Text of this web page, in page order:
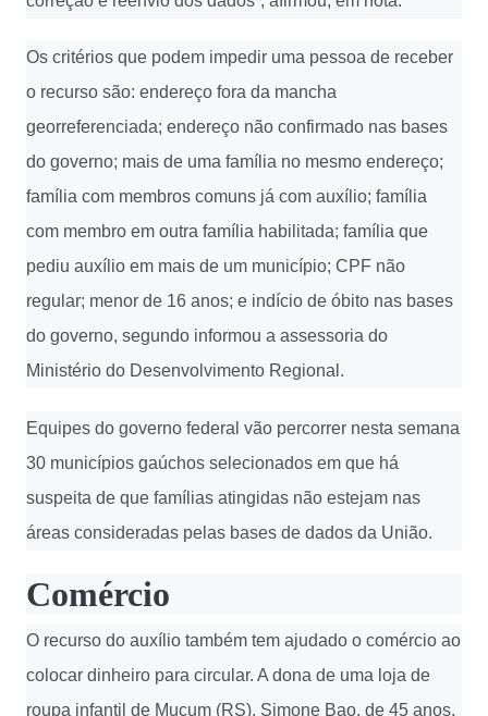
Os critérios que podem impedir uma pessoa de receber
o recurso são: endereço fora da mancha
georreferenciada; endereço não confirmado nas bases
do governo; mais de uma família no mesmo endereço;
família com membros comuns já com auxílio; família
com membro em outra família habilitada; família que
pediu auxílio em mais de um município; CPF não
regular; menor de 16 anos; e indício de óbito nas bases
do governo, segundo informou a assessoria do
Ministério do Desenvolvimento Regional.
Equipes do governo federal vão percorrer nesta semana
30 municípios gaúchos selecionados em que há
suspeita de que famílias atingidas não estejam nas
áreas consideradas pelas bases de dados da União.
Comércio
O recurso do auxílio também tem ajudado o comércio ao
colocar dinheiro para circular. A dona de uma loja de
roupa infantil de Muçum (RS), Simone Bao, de 45 anos,